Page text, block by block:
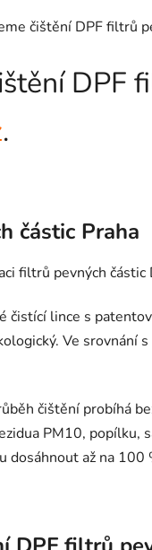
čištění DPF filtrů
DPF
.
částic Praha
filtrů pevných částic
čistící lince s
Ve
čištění probíhá
PM10, popílku,
až na